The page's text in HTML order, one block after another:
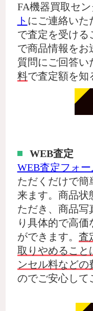
FA機器買取セ
ト にご連絡いた
で査定を受ける
で商品情報をお
質問にご回答い
料で査定額を知
WEB査定
WEB査定フォー
ただくだけで簡
来ます。商品状
ただき、商品写
り具体的で高価
ができます。 査
取りやめること
ンセル料などの
のでご安心して